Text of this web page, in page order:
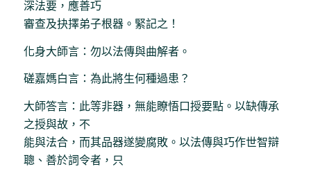
深法要，應善巧
審查及抉擇弟子根器。緊記之！
化身大師言：勿以法傳與曲解者。
磋嘉媽白言：為此將生何種過患？
大師答言：此等非器，無能瞭悟口授要點。以缺傳承
之授與故，不
能與法合，而其品器遂變腐敗。以法傳與巧作世智辯
聰、善於詞令者，只